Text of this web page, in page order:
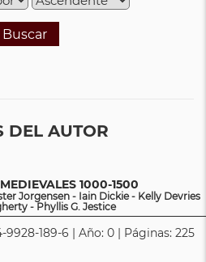
Buscar
DEL AUTOR
1000-1500
Jorgensen - Iain Dickie - Kelly Devries
- Phyllis G. Jestice
9928-189-6 | Año: 0 | Páginas: 225